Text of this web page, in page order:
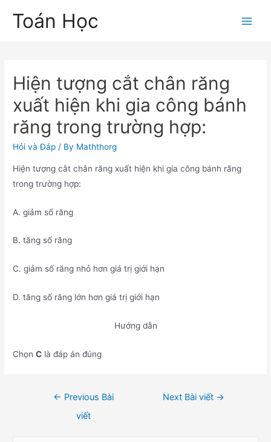
Toán Học
Hiện tượng cắt chân răng
xuất hiện khi gia công bánh
răng trong trường hợp:
Hỏi và Đáp / By Maththorg
Hiện tượng cắt chân răng xuất hiện khi gia công bánh răng
trong trường hợp:
A. giảm số răng
B. tăng số răng
C. giảm số răng nhỏ hơn giá trị giới hạn
D. tăng số răng lớn hơn giá trị giới hạn
Hướng dẫn
ChọnC là đáp án đúng
← Previous Bài
viết
Next Bài viết →